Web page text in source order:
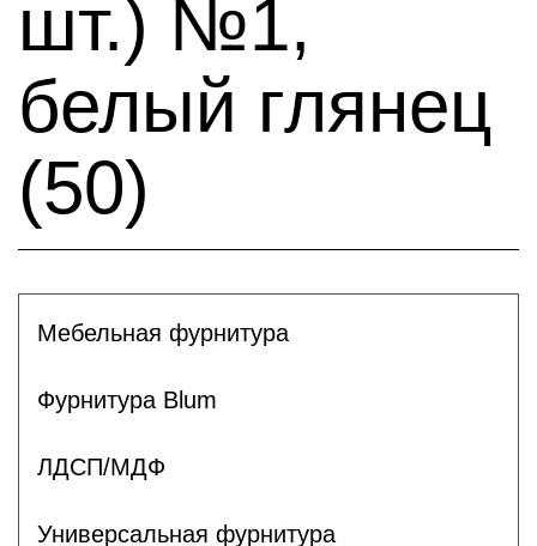
шт.) №1,
белый глянец
(50)
Мебельная фурнитура
Фурнитура Blum
ЛДСП/МДФ
Универсальная фурнитура